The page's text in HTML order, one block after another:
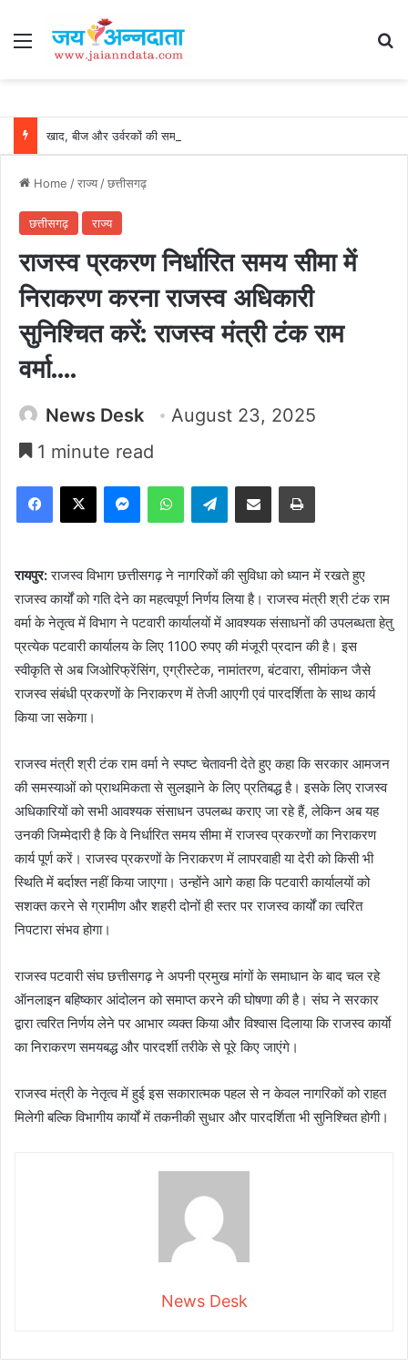
Menu
Home /राज्य/छत्तीसगढ़
छत्तीसगढ़ राज्य
राजस्व प्रकरण निर्धारित समय सीमा में
निराकरण करना राजस्व अधिकारी
सुनिश्चित करें: राजस्व मंत्री टंक राम
वर्मा….
News Desk
August 23, 2025
1 minute read
Facebook
X MessengerWhatsAppTelegramShare via Email Print
रायपुर:राजस्व विभाग छत्तीसगढ़ ने नागरिकों की सुविधा को ध्यान में रखते हुए
राजस्व कार्यों को गति देने का महत्वपूर्ण निर्णय लिया है। राजस्व मंत्री श्री टंक राम
वर्मा के नेतृत्व में विभाग ने पटवारी कार्यालयों में आवश्यक संसाधनों की उपलब्धता हेतु
प्रत्येक पटवारी कार्यालय के लिए 1100 रुपए की मंजूरी प्रदान की है। इस
स्वीकृति से अब जिओरिफ्रेंसिंग, एग्रीस्टेक, नामांतरण, बंटवारा, सीमांकन जैसे
राजस्व संबंधी प्रकरणों के निराकरण में तेजी आएगी एवं पारदर्शिता के साथ कार्य
किया जा सकेगा।
राजस्व मंत्री श्री टंक राम वर्मा ने स्पष्ट चेतावनी देते हुए कहा कि सरकार आमजन
की समस्याओं को प्राथमिकता से सुलझाने के लिए प्रतिबद्ध है। इसके लिए राजस्व
अधिकारियों को सभी आवश्यक संसाधन उपलब्ध कराए जा रहे हैं, लेकिन अब यह
उनकी जिम्मेदारी है कि वे निर्धारित समय सीमा में राजस्व प्रकरणों का निराकरण
कार्य पूर्ण करें। राजस्व प्रकरणों के निराकरण में लापरवाही या देरी को किसी भी
स्थिति में बर्दाश्त नहीं किया जाएगा। उन्होंने आगे कहा कि पटवारी कार्यालयों को
सशक्त करने से ग्रामीण और शहरी दोनों ही स्तर पर राजस्व कार्यों का त्वरित
निपटारा संभव होगा।
राजस्व पटवारी संघ छत्तीसगढ़ ने अपनी प्रमुख मांगों के समाधान के बाद चल रहे
ऑनलाइन बहिष्कार आंदोलन को समाप्त करने की घोषणा की है। संघ ने सरकार
द्वारा त्वरित निर्णय लेने पर आभार व्यक्त किया और विश्वास दिलाया कि राजस्व कार्याे
का निराकरण समयबद्ध और पारदर्शी तरीके से पूरे किए जाएंगे।
राजस्व मंत्री के नेतृत्व में हुई इस सकारात्मक पहल से न केवल नागरिकों को राहत
मिलेगी बल्कि विभागीय कार्यों में तकनीकी सुधार और पारदर्शिता भी सुनिश्चित होगी।
News Desk